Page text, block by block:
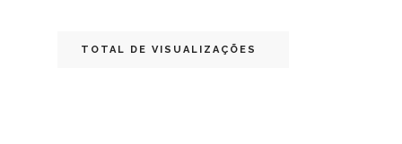
TOTAL DE VISUALIZAÇÕES